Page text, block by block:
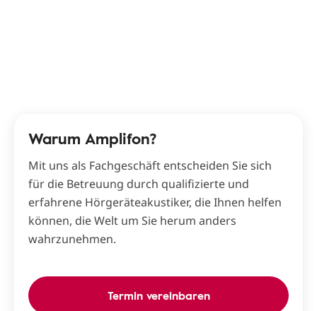
Warum Amplifon?
Mit uns als Fachgeschäft entscheiden Sie sich
für die Betreuung durch qualifizierte und
erfahrene Hörgeräteakustiker, die Ihnen helfen
können, die Welt um Sie herum anders
wahrzunehmen.
Termin vereinbaren